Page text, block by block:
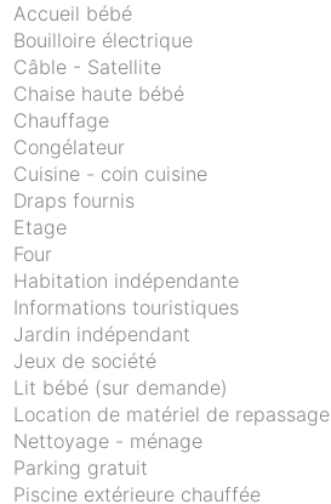
Accueil bébé
Bouilloire électrique
Câble - Satellite
Chaise haute bébé
Chauffage
Congélateur
Cuisine - coin cuisine
Draps fournis
Etage
Four
Habitation indépendante
Informations touristiques
Jardin indépendant
Jeux de société
Lit bébé (sur demande)
Location de matériel de repassage
Nettoyage - ménage
Parking gratuit
Piscine extérieure chauffée